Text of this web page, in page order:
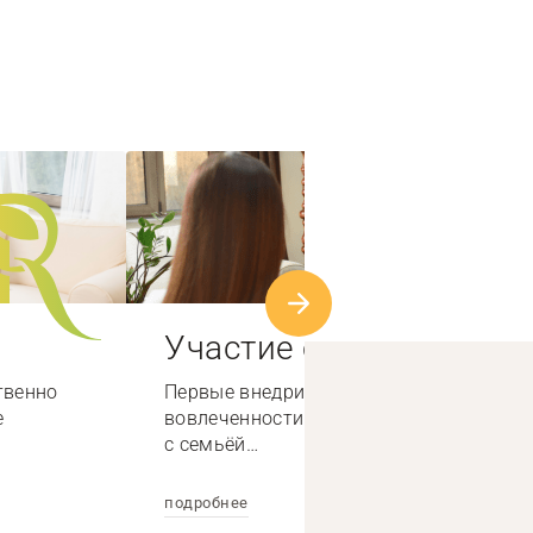
Участие семьи
Первые внедрили систему высокой
вовлеченности специалистов по работе
с семьёй…
подробнее